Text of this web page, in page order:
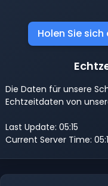
Holen Sie
Die Daten für unsere
Echtzeitdaten von
Last Update: 05:15
Current Server Time: